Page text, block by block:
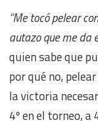
“Me tocó pelear
autazo que me da
quien sabe que
por qué no,
la victoria
4º en el torneo,